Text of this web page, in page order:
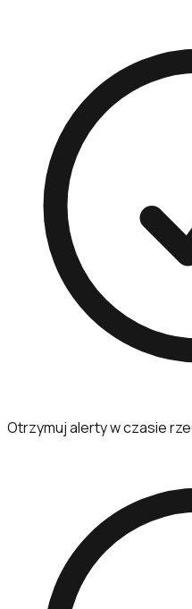
Otrzymuj alerty w czasie